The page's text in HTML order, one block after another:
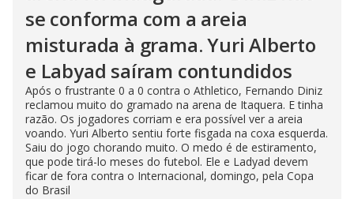
se conforma com a areia
misturada à grama. Yuri Alberto
e Labyad saíram contundidos
Após o frustrante 0 a 0 contra o Athletico, Fernando Diniz
reclamou muito do gramado na arena de Itaquera. E tinha
razão. Os jogadores corriam e era possível ver a areia
voando. Yuri Alberto sentiu forte fisgada na coxa esquerda.
Saiu do jogo chorando muito. O medo é de estiramento,
que pode tirá-lo meses do futebol. Ele e Ladyad devem
ficar de fora contra o Internacional, domingo, pela Copa
do Brasil